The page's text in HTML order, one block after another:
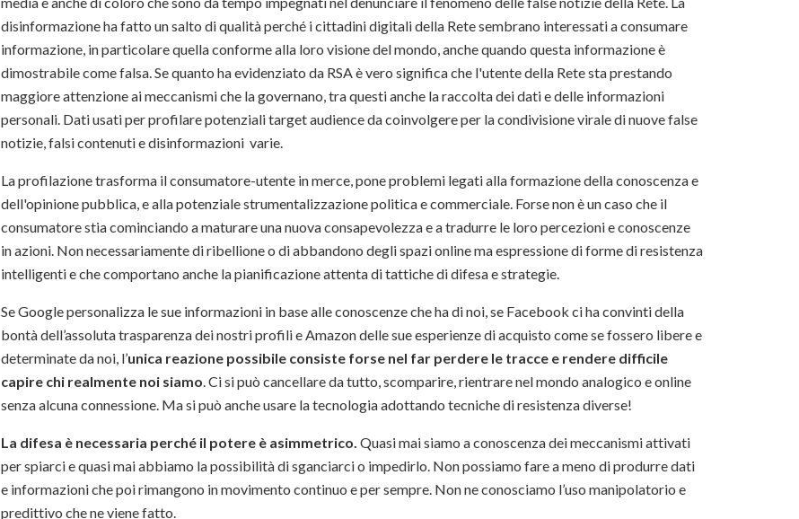
disinformazione ha fatto un salto di qualità perché i cittadini digitali della Rete sembrano interessati a consumare
informazione, in particolare quella conforme alla loro visione del mondo, anche quando questa informazione è
dimostrabile come falsa. Se quanto ha evidenziato da RSA è vero significa che l'utente della Rete sta prestando
maggiore attenzione ai meccanismi che la governano, tra questi anche la raccolta dei dati e delle informazioni
personali. Dati usati per profilare potenziali target audience da coinvolgere per la condivisione virale di nuove false
notizie, falsi contenuti e disinformazioni varie.
La profilazione trasforma il consumatore-utente in merce, pone problemi legati alla formazione della conoscenza e
dell'opinione pubblica, e alla potenziale strumentalizzazione politica e commerciale. Forse non è un caso che il
consumatore stia cominciando a maturare una nuova consapevolezza e a tradurre le loro percezioni e conoscenze
in azioni. Non necessariamente di ribellione o di abbandono degli spazi online ma espressione di forme di resistenza
intelligenti e che comportano anche la pianificazione attenta di tattiche di difesa e strategie.
Se Google personalizza le sue informazioni in base alle conoscenze che ha di noi, se Facebook ci ha convinti della
bontà dell’assoluta trasparenza dei nostri profili e Amazon delle sue esperienze di acquisto come se fossero libere e
determinate da noi, l’unica reazione possibile consiste forse nel far perdere le tracce e rendere difficile
capire chi realmente noi siamo . Ci si può cancellare da tutto, scomparire, rientrare nel mondo analogico e online
senza alcuna connessione. Ma si può anche usare la tecnologia adottando tecniche di resistenza diverse!
La difesa è necessaria perché il potere è asimmetrico. Quasi mai siamo a conoscenza dei meccanismi attivati
per spiarci e quasi mai abbiamo la possibilità di sganciarci o impedirlo. Non possiamo fare a meno di produrre dati
e informazioni che poi rimangono in movimento continuo e per sempre. Non ne conosciamo l’uso manipolatorio e
predittivo che ne viene fatto.